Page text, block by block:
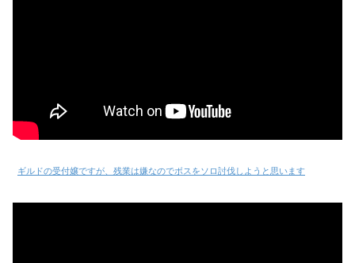
ギルドの受付嬢ですが、残業は嫌なのでボスをソロ討伐しようと思います